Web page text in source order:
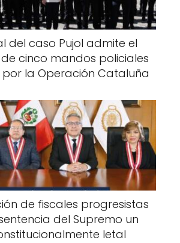
del caso Pujol admite el
cinco mandos policiales
la Operación Cataluña
de fiscales progresistas
del Supremo un
letal